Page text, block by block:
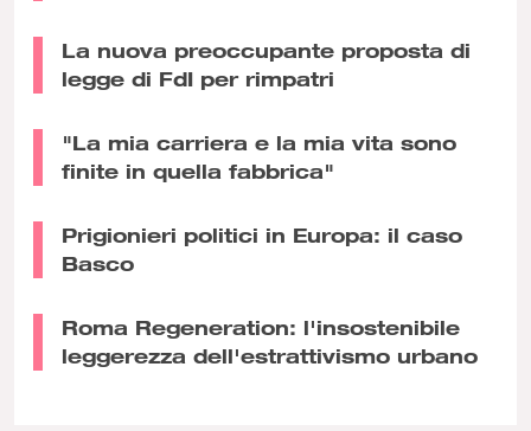
La nuova preoccupante proposta di
legge di FdI per rimpatri
"La mia carriera e la mia vita sono
finite in quella fabbrica"
Prigionieri politici in Europa: il caso
Basco
Roma Regeneration: l'insostenibile
leggerezza dell'estrattivismo urbano